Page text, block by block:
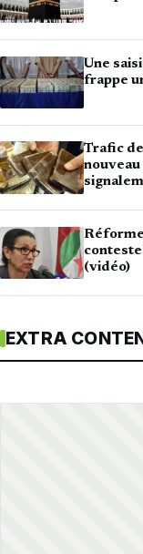
Une
frappe
Trafic
(vidéo)
EXTRA